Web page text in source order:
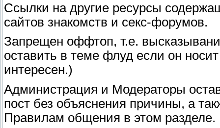
Ссылки на другие ресурсы
сайтов знакомств и секс-форумов.
Запрещен оффтоп, т.е.
оставить в теме флуд если он
интересен.)
Администрация и Модераторы
пост без объяснения причины, а
Правилам общения в этом разделе.